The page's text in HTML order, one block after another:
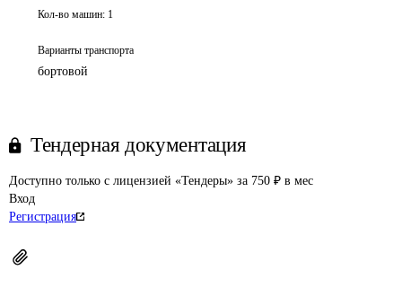
Кол-во машин: 1
Варианты транспорта
бортовой
Тендерная документация
Доступно только с лицензией «Тендеры» за 750 ₽ в мес
Вход
Регистрация